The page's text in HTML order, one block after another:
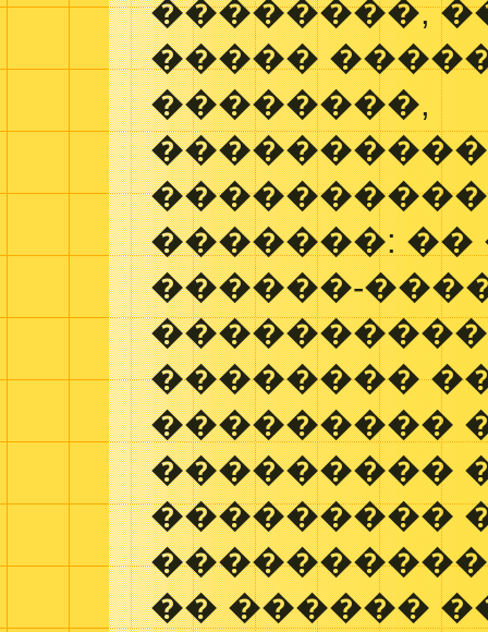
��������,
�����
��������,
�������:
������-
��������
���������
���������
���������
�� ������